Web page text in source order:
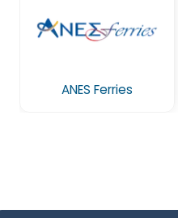
ANES Ferries